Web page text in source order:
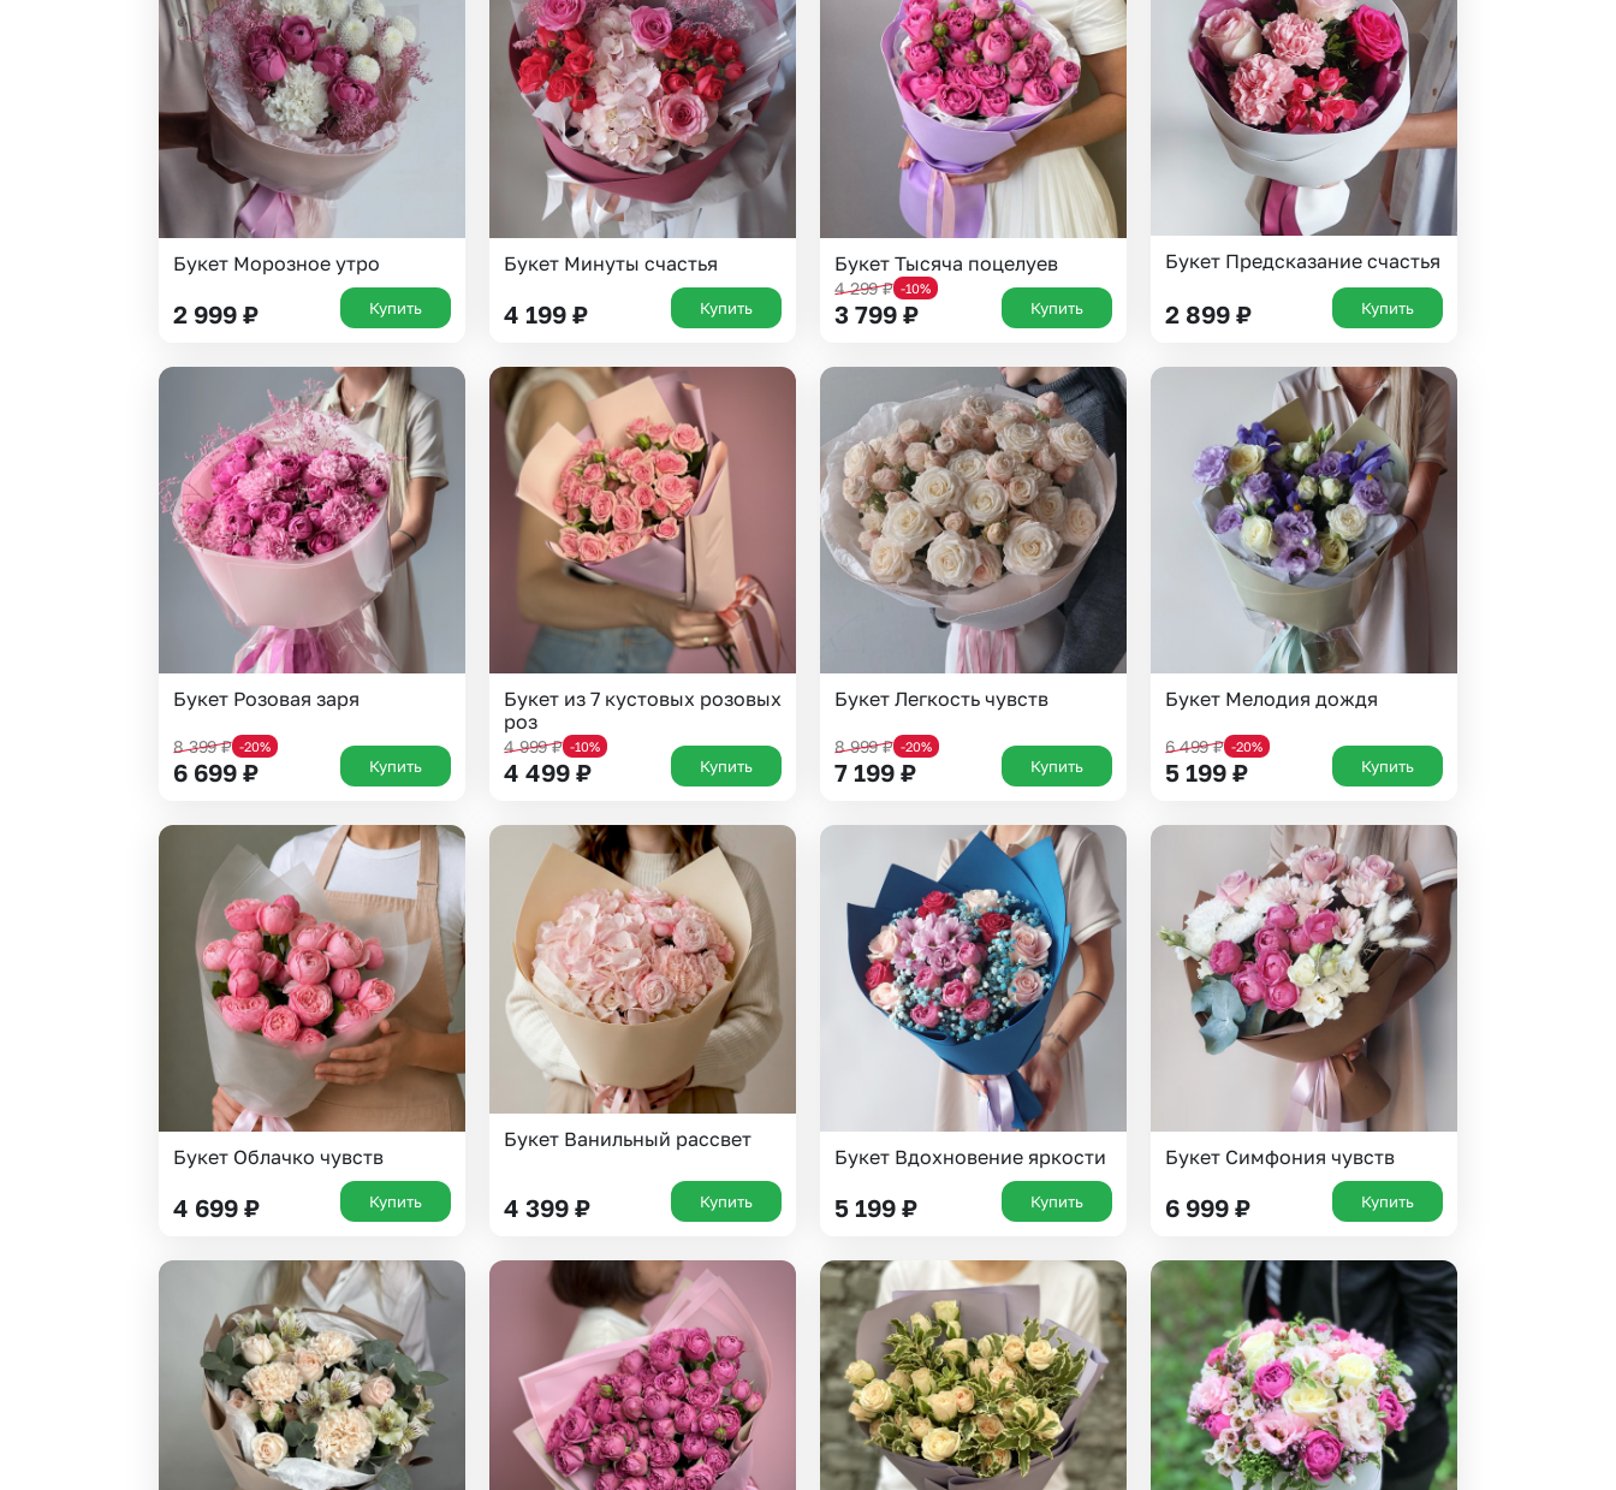
Гортензии
Insta букеты
Хиты продаж
До 10000 рублей
Черная пятница
Выбор покупателей
Все категории
Все получатели
Букет Морозное утро
2 999 ₽ Купить
Букет Минуты счастья
4 199 ₽ Купить
Букет Тысяча поцелуев
4 299₽ -10%
3 799 ₽ Купить
Букет Предсказание счастья
2 899 ₽ Купить
Букет Розовая заря
8 399₽ -20%
6 699 ₽ Купить
Букет из 7 кустовых розовых
роз
4 999₽ -10%
4 499 ₽ Купить
Букет Легкость чувств
8 999₽ -20%
7 199 ₽ Купить
Букет Мелодия дождя
6 499₽ -20%
5 199 ₽ Купить
Букет Облачко чувств
4 699 ₽ Купить
Букет Ванильный рассвет
4 399 ₽ Купить
Букет Вдохновение яркости
5 199 ₽ Купить
Букет Симфония чувств
6 999 ₽ Купить